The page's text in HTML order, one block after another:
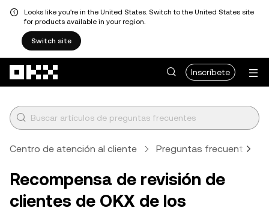
Looks like you're in the United States. Switch to the United States site
for products available in your region.
Switch site
Inscríbete
Centro de atención al cliente Preguntas frecuentes
Recompensa de revisión de
clientes de OKX de los